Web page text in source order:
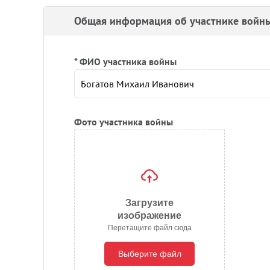
Общая информация об участнике
* ФИО участника войны
Фото участника войны
Загрузите
изображение
Перетащите файл сюда